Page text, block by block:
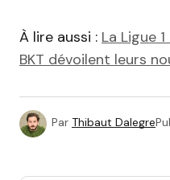
À lire aussi : La Ligue
BKT dévoilent leurs
Par Thibaut Dalegre